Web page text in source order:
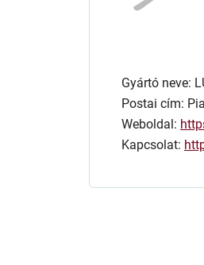
Gyártó neve:
Postai cím:
Weboldal:
Kapcsolat: